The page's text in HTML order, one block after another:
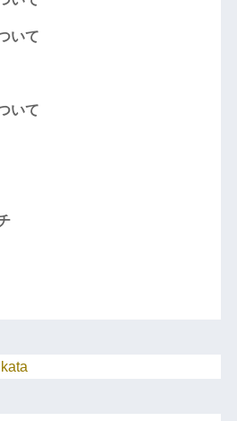
いて
いて